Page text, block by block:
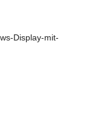
Display-mit-